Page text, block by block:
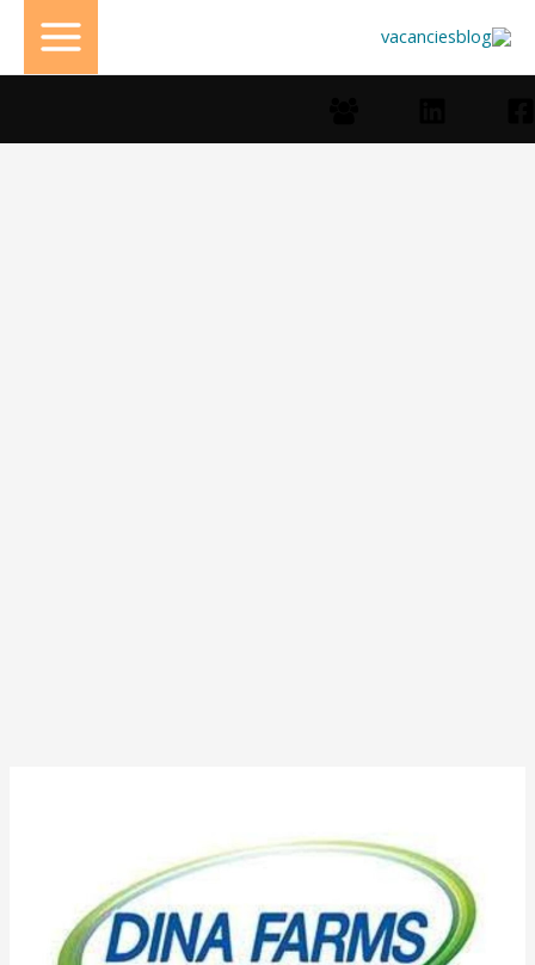
إلى
المحتوى